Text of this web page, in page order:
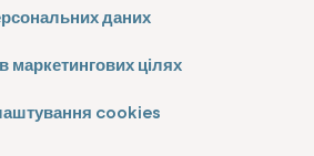
даних
маркетингових цілях
cookies